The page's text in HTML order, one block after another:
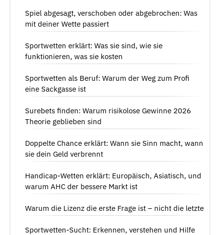
Spiel abgesagt, verschoben oder abgebrochen: Was
mit deiner Wette passiert
Sportwetten erklärt: Was sie sind, wie sie
funktionieren, was sie kosten
Sportwetten als Beruf: Warum der Weg zum Profi
eine Sackgasse ist
Surebets finden: Warum risikolose Gewinne 2026
Theorie geblieben sind
Doppelte Chance erklärt: Wann sie Sinn macht, wann
sie dein Geld verbrennt
Handicap-Wetten erklärt: Europäisch, Asiatisch, und
warum AHC der bessere Markt ist
Warum die Lizenz die erste Frage ist – nicht die letzte
Sportwetten-Sucht: Erkennen, verstehen und Hilfe